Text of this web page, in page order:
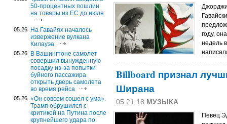
50-процентных пошлин
на товары из ЕС до июля
05.26
На Гавайях началось
извержение вулкана
Килауэа
05.26
В Вашингтоне самолет
совершил вынужденную
посадку из-за попытки
буйного пассажира
открыть дверь самолета
во время рейса
05.26 «Он совсем сошел с ума».
Трамп обрушился с
критикой на Путина после
крупнейшего удара по
году,
недель
Billboard признал
Ширана
05.21.18 МУЗЫКА
Певец